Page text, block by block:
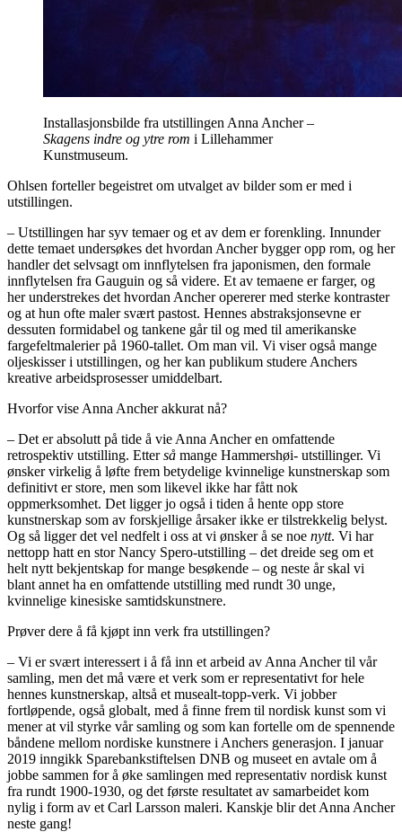
Installasjonsbilde fra utstillingen Anna Ancher–
Skagens indre og ytre rom i Lillehammer
Kunstmuseum.
Ohlsen forteller begeistret om utvalget av bilder som er med i
utstillingen.
– Utstillingen har syv temaer og et av dem er forenkling. Innunder
dette temaet undersøkes det hvordan Ancher bygger opp rom, og her
handler det selvsagt om innflytelsen fra japonismen, den formale
innflytelsen fra Gauguin og så videre. Et av temaene er farger, og
her understrekes det hvordan Ancher opererer med sterke kontraster
og at hun ofte maler svært pastost. Hennes abstraksjonsevne er
dessuten formidabel og tankene går til og med til amerikanske
fargefeltmalerier på 1960-tallet. Om man vil. Vi viser også mange
oljeskisser i utstillingen, og her kan publikum studere Anchers
kreative arbeidsprosesser umiddelbart.
Hvorfor vise Anna Ancher akkurat nå?
– Det er absolutt på tide å vie Anna Ancher en omfattende
retrospektiv utstilling. Etterså mange Hammershøi- utstillinger. Vi
ønsker virkelig å løfte frem betydelige kvinnelige kunstnerskap som
definitivt er store, men som likevel ikke har fått nok
oppmerksomhet. Det ligger jo også i tiden å hente opp store
kunstnerskap som av forskjellige årsaker ikke er tilstrekkelig belyst.
Og så ligger det vel nedfelt i oss at vi ønsker å se noe nytt. Vi har
nettopp hatt en stor Nancy Spero-utstilling – det dreide seg om et
helt nytt bekjentskap for mange besøkende – og neste år skal vi
blant annet ha en omfattende utstilling med rundt 30 unge,
kvinnelige kinesiske samtidskunstnere.
Prøver dere å få kjøpt inn verk fra utstillingen?
– Vi er svært interessert i å få inn et arbeid av Anna Ancher til vår
samling, men det må være et verk som er representativt for hele
hennes kunstnerskap, altså et musealt-topp-verk. Vi jobber
fortløpende, også globalt, med å finne frem til nordisk kunst som vi
mener at vil styrke vår samling og som kan fortelle om de spennende
båndene mellom nordiske kunstnere i Anchers generasjon. I januar
2019 inngikk Sparebankstiftelsen DNB og museet en avtale om å
jobbe sammen for å øke samlingen med representativ nordisk kunst
fra rundt 1900-1930, og det første resultatet av samarbeidet kom
nylig i form av et Carl Larsson maleri. Kanskje blir det Anna Ancher
neste gang!